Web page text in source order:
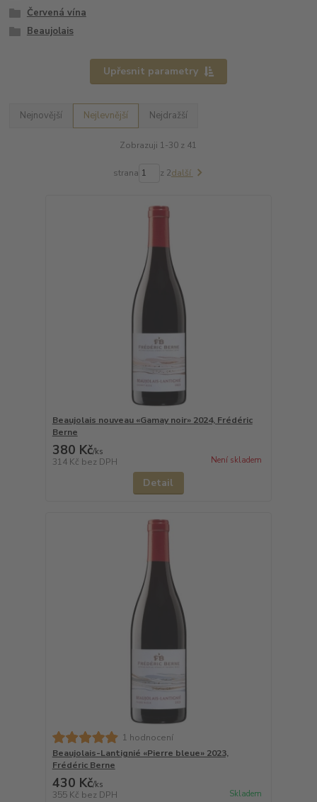
Červená vína
Beaujolais
Upřesnit parametry
Nejnovější Nejlevnější Nejdražší
Zobrazuji 1-30 z 41
strana z 2další
Beaujolais nouveau «Gamay noir» 2024, Frédéric
Berne
380 Kč/ks
314 Kč bez DPH Není skladem
Detail
1 hodnocení
Beaujolais-Lantignié «Pierre bleue» 2023,
Frédéric Berne
430 Kč/ks
355 Kč bez DPH Skladem